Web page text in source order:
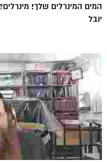
המים המינרלים שלך!
יובל